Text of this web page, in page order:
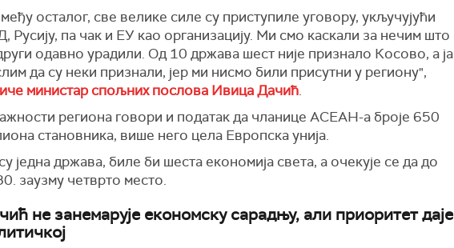
осталог, све велике силе су приступиле уговору, укључујући
Русију, па чак и ЕУ као организацију. Ми смо каскали за нечим што
одавно урадили. Од 10 држава шест није признало Косово, а ја
да су неки признали, јер ми нисмо били присутни у региону",
министар спољних послова Ивица Дачић.
региона говори и податак да чланице АСЕАН-а броје 650
становника, више него цела Европска унија.
једна држава, биле би шеста економија света, а очекује се да до
заузму четврто место.
не занемарује економску сарадњу, али приоритет даје